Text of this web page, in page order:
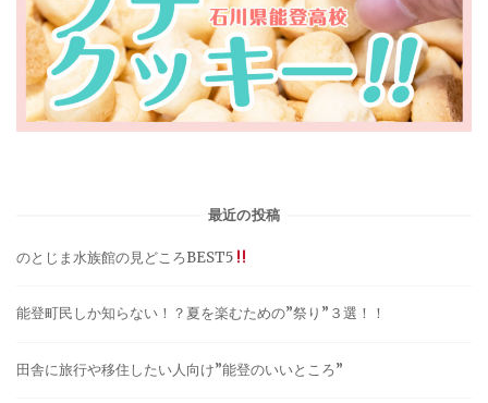
最近の投稿
のとじま水族館の見どころBEST5
能登町民しか知らない！？夏を楽むための”祭り”３選！！
田舎に旅行や移住したい人向け”能登のいいところ”